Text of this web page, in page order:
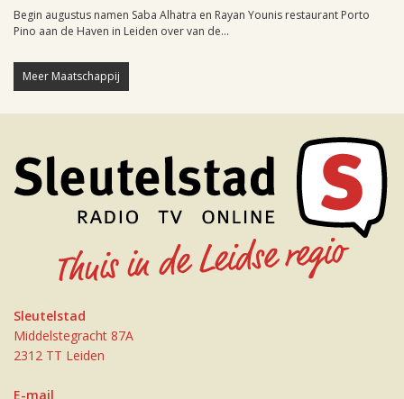
Begin augustus namen Saba Alhatra en Rayan Younis restaurant Porto
Pino aan de Haven in Leiden over van de...
Meer Maatschappij
Sleutelstad
Middelstegracht 87A
2312 TT Leiden
E-mail